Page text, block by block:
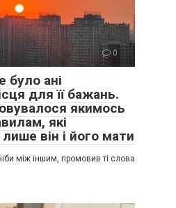
0
було ані
для її бажань.
якимось
які
він і його мати
між іншим, промовив ті слова